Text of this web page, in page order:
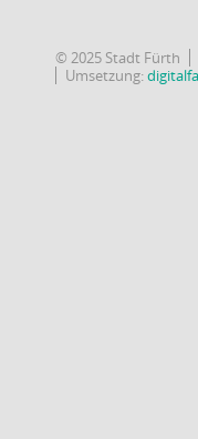
© 2025 Stadt Fürth
Umsetzung: